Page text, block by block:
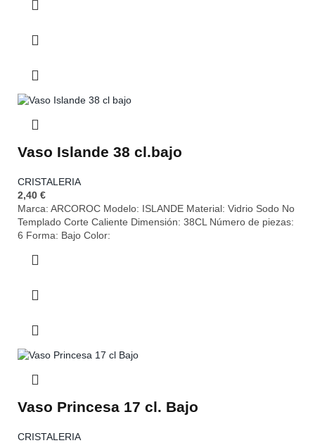
Vaso Islande 38 cl.bajo
CRISTALERIA
2,40 €
Marca: ARCOROC Modelo: ISLANDE Material: Vidrio Sodo No
Templado Corte Caliente Dimensión: 38CL Número de piezas:
6 Forma: Bajo Color:
Vaso Princesa 17 cl. Bajo
CRISTALERIA